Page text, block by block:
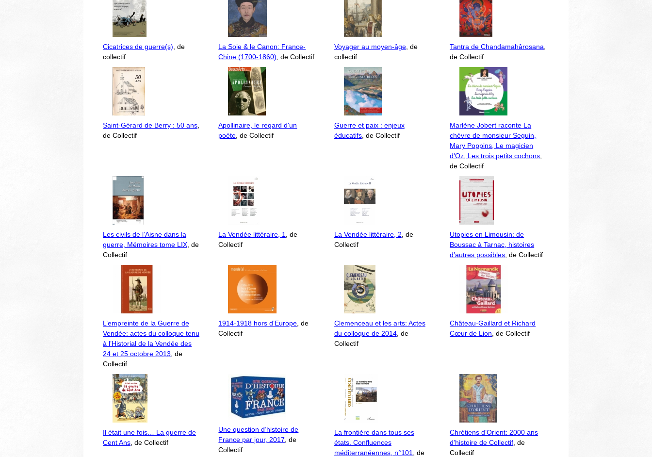
Cicatrices de guerre(s) , de
collectif
La Soie & le Canon: France-
Chine (1700-1860) , de Collectif
Voyager au moyen-âge, de
collectif
Tantra de Chandamahârosana
de Collectif
Saint-Gérard de Berry : 50 ans
de Collectif
Apollinaire, le regard d'un
poète , de Collectif
Guerre et paix : enjeux
éducatifs, de Collectif
Marlène Jobert raconte La
chèvre de monsieur Seguin,
Mary Poppins, Le magicien
d'Oz, Les trois petits cochons
de Collectif
Les civils de l’Aisne dans la
guerre, Mémoires tome LIX , de
Collectif
La Vendée littéraire, 1
, de
Collectif
La Vendée littéraire, 2 , de
Collectif
Utopies en Limousin: de
Boussac à Tarnac, histoires
d’autres possibles , de Collectif
L’empreinte de la Guerre de
Vendée: actes du colloque tenu
à l’Historial de la Vendée des
24 et 25 octobre 2013 , de
Collectif
1914-1918 hors d’Europe , de
Collectif
Clemenceau et les arts: Actes
du colloque de 2014, de
Collectif
Château-Gaillard et Richard
Cœur de Lion , de Collectif
Il était une fois… La guerre de
Cent Ans , de Collectif
Une question d’histoire de
France par jour, 2017 , de
Collectif
La frontière dans tous ses
états. Confluences
méditerranéennes, n°101
, de
Chrétiens d’Orient: 2000 ans
d’histoire de Collectif , de
Collectif